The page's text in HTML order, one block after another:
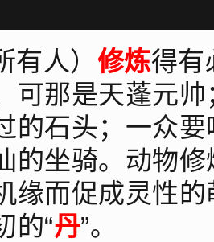
有人） 修炼得有
可那是天蓬元
的石头；一众
的坐骑。动物
缘而促成灵性
的“丹”。